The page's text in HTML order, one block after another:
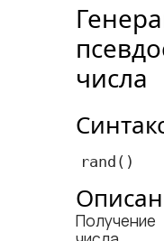
числа
rand ()